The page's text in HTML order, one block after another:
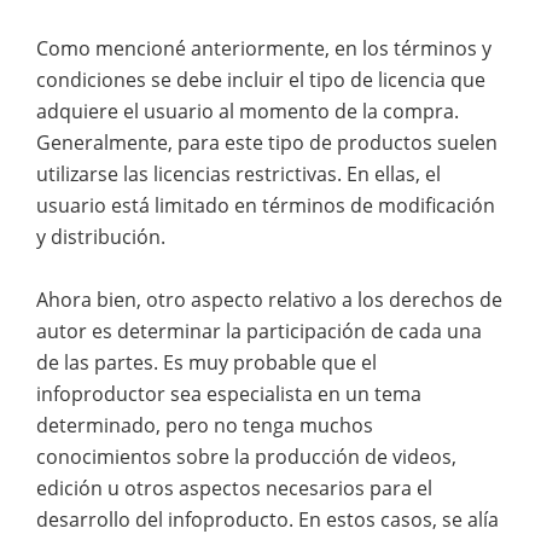
Como mencioné anteriormente, en los términos y
condiciones se debe incluir el tipo de licencia que
adquiere el usuario al momento de la compra.
Generalmente, para este tipo de productos suelen
utilizarse las licencias restrictivas. En ellas, el
usuario está limitado en términos de modificación
y distribución.
Ahora bien, otro aspecto relativo a los derechos de
autor es determinar la participación de cada una
de las partes. Es muy probable que el
infoproductor sea especialista en un tema
determinado, pero no tenga muchos
conocimientos sobre la producción de videos,
edición u otros aspectos necesarios para el
desarrollo del infoproducto. En estos casos, se alía